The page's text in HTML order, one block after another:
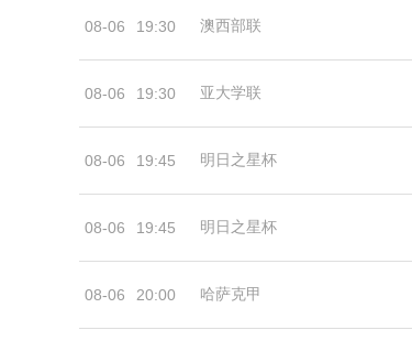
08-06 19:30 澳西部联
08-06 19:30 亚大学联
08-06 19:45 明日之星杯
08-06 19:45 明日之星杯
08-06 20:00 哈萨克甲